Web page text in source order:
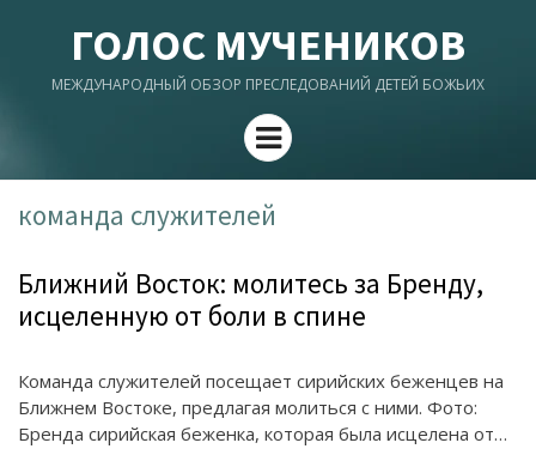
ГОЛОС МУЧЕНИКОВ
МЕЖДУНАРОДНЫЙ ОБЗОР ПРЕСЛЕДОВАНИЙ ДЕТЕЙ БОЖЬИХ
Menu
команда служителей
Ближний Восток: молитесь за Бренду,
исцеленную от боли в спине
Команда служителей посещает сирийских беженцев на
Ближнем Востоке, предлагая молиться с ними. Фото:
Бренда сирийская беженка, которая была исцелена от…